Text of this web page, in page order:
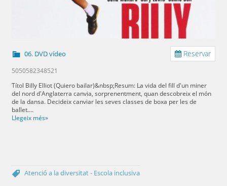
Reservar
06. DVD vídeo
5050582348521
Títol Billy Elliot (Quiero bailar)&nbsp;Resum: La vida del fill d'un miner
del nord d'Anglaterra canvia, sorprenentment, quan descobreix el món
de la dansa. Decideix canviar les seves classes de boxa per les de
ballet....
Llegeix més»
Atenció a la diversitat - Escola inclusiva